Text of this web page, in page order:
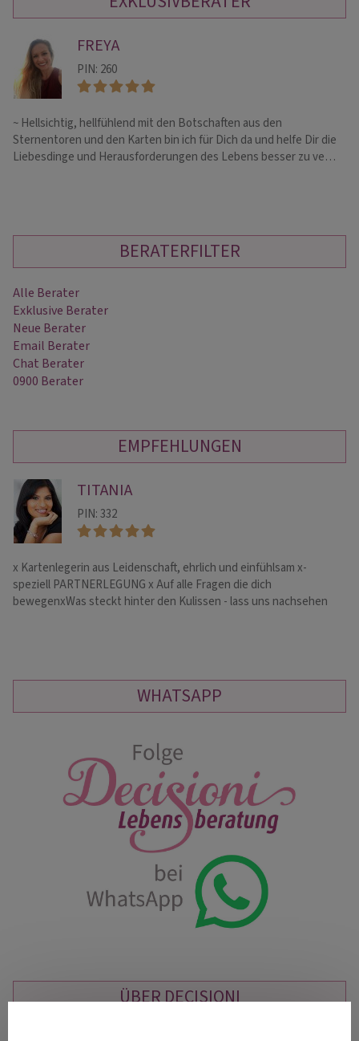
FREYA
PIN: 260
~ Hellsichtig, hellfühlend mit den Botschaften aus den
Sternentoren und den Karten bin ich für Dich da und helfe Dir die
Liebesdinge und Herausforderungen des Lebens besser zu ve…
BERATERFILTER
Alle Berater
Exklusive Berater
Neue Berater
Email Berater
Chat Berater
0900 Berater
EMPFEHLUNGEN
TITANIA
PIN: 332
x️ Kartenlegerin aus Leidenschaft, ehrlich und einfühlsam x-
speziell PARTNERLEGUNG x Auf alle Fragen die dich
bewegenxWas steckt hinter den Kulissen - lass uns nachsehen
WHATSAPP
ÜBER DECISIONI